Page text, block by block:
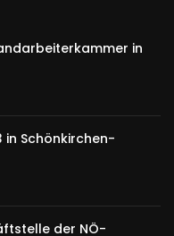
in
in Schönkirchen-
der NÖ-